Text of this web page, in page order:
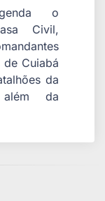
o
Civil,
de Cuiabá
da
além da